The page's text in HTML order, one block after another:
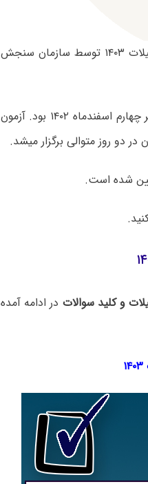
سوالات و پاسخنامه کلیدی کنکور کارشناسی ارشد علوم و مهندسی شیلات ۱۴۰۳ توسط سازمان سنجش
صبح و عصر چهارم اسفندماه ۱۴۰۲ بود. آزمون
و کلید سوالات در ادامه آمده